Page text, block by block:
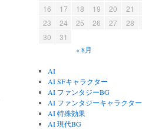
16
17 18 19 20 21
23
24 25 26 27 28
30
31
« 8月
AI
AI SFキャラクター
AI ファンタジーBG
AI ファンタジーキャラクター
AI 特殊効果
AI 現代BG